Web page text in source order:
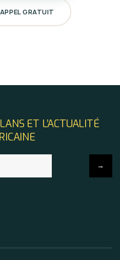
GRATUIT
ET L’ACTUALITÉ